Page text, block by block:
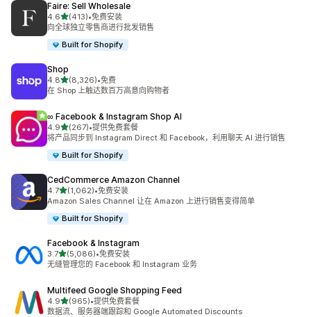
Faire: Sell Wholesale
4.6星（满分 5 星）
(413)
总共 413 条评论
•免费安装
向全球独立零售商进行批发销售
Built for Shopify
Shop
4.8星（满分 5 星）
(8,326)
总共 8326 条评论
•免费
在 Shop 上触达数百万高意向购物者
∞ Facebook & Instagram Shop AI
4.9星（满分 5 星）
(267)
总共 267 条评论
•提供免费套餐
将产品同步到 Instagram Direct 和 Facebook，利用聊天 AI 进行销售
Built for Shopify
CedCommerce Amazon Channel
4.7星（满分 5 星）
(1,062)
总共 1062 条评论
•免费安装
Amazon Sales Channel 让在 Amazon 上进行销售变得简单
Built for Shopify
Facebook & Instagram
3.7星（满分 5 星）
(5,086)
总共 5086 条评论
•免费安装
无缝管理您的 Facebook 和 Instagram 业务
Multifeed Google Shopping Feed
4.9星（满分 5 星）
(965)
总共 965 条评论
•提供免费套餐
数据流、服务器端跟踪和 Google Automated Discounts